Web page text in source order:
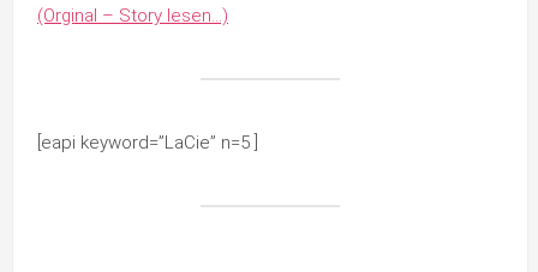
(Orginal – Story lesen…)
[eapi keyword=”LaCie” n=5 ]